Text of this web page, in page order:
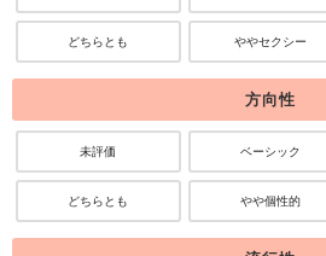
どちらとも ややセクシー
方向性
未評価 ベーシック
どちらとも やや個性的